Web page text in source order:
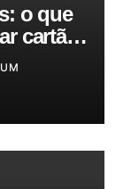
o que
cartão